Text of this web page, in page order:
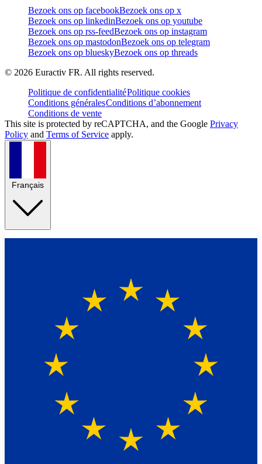
Bezoek ons op facebookBezoek ons op x
Bezoek ons op linkedinBezoek ons op youtube
Bezoek ons op rss-feedBezoek ons op instagram
Bezoek ons op mastodonBezoek ons op telegram
Bezoek ons op blueskyBezoek ons op threads
© 2026 Euractiv FR. All rights reserved.
Politique de confidentialitéPolitique cookies
Conditions généralesConditions d’abonnement
Conditions de vente
This site is protected by reCAPTCHA, and the Google Privacy
Policy and Terms of Service apply.
Français